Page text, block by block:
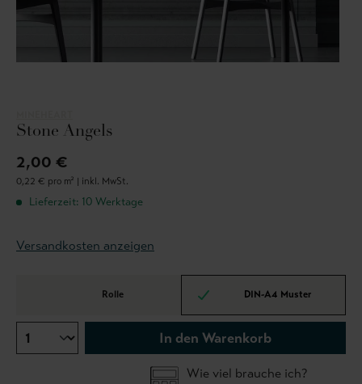
Stone Angels
2,00 €
0,22 € pro m² | inkl. MwSt.
Lieferzeit: 10 Werktage
Versandkosten anzeigen
Rolle DIN-A4 Muster
In den Warenkorb
Wie viel brauche ich?